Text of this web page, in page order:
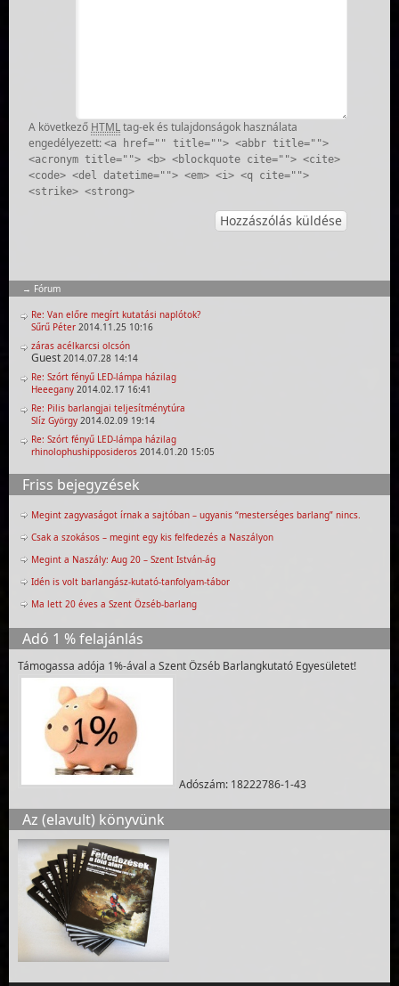
A következő HTMLtag-ek és tulajdonságok használata
engedélyezett: <a href="" title=""> <abbr title="">
<acronym title=""> <b> <blockquote cite=""> <cite>
<code> <del datetime=""> <em> <i> <q cite="">
<strike> <strong>
Fórum
Re: Van előre megírt kutatási naplótok?
Sűrű Péter 2014.11.25 10:16
záras acélkarcsi olcsón
Guest 2014.07.28 14:14
Re: Szórt fényű LED-lámpa házilag
Heeegany 2014.02.17 16:41
Re: Pilis barlangjai teljesítménytúra
Slíz György 2014.02.09 19:14
Re: Szórt fényű LED-lámpa házilag
rhinolophushipposideros 2014.01.20 15:05
Friss bejegyzések
Megint zagyvaságot írnak a sajtóban – ugyanis “mesterséges barlang” nincs.
Csak a szokásos – megint egy kis felfedezés a Naszályon
Megint a Naszály: Aug 20 – Szent István-ág
Idén is volt barlangász-kutató-tanfolyam-tábor
Ma lett 20 éves a Szent Özséb-barlang
Adó 1 % felajánlás
Támogassa adója 1%-ával a Szent Özséb Barlangkutató Egyesületet!
Adószám: 18222786-1-43
Az (elavult) könyvünk